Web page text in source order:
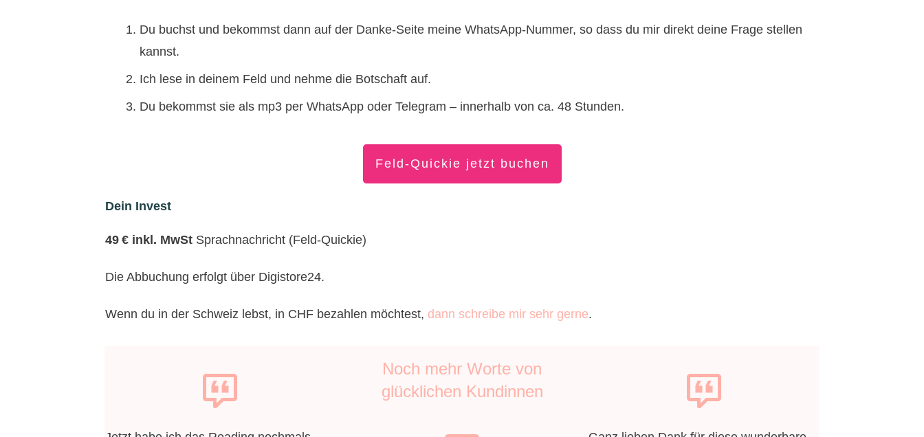
Du buchst und bekommst dann auf der Danke-Seite meine WhatsApp-Nummer, so dass du mir direkt deine Frage stellen
kannst.
Ich lese in deinem Feld und nehme die Botschaft auf.
Du bekommst sie als mp3 per WhatsApp oder Telegram – innerhalb von ca. 48 Stunden.
Fel d-Quickie jetzt buchen
Dein Invest
49 € inkl. MwSt Sprachnachricht (Feld-Quickie)
Die Abbuchung erfolgt über Digistore24.
Wenn du in der Schweiz lebst, in CHF bezahlen möchtest, dann schreibe mir sehr gerne.
Noch mehr Worte von
glücklichen Kundinnen